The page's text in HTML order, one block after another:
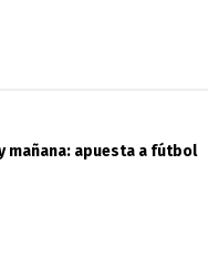
mañana: apuesta a fútbol